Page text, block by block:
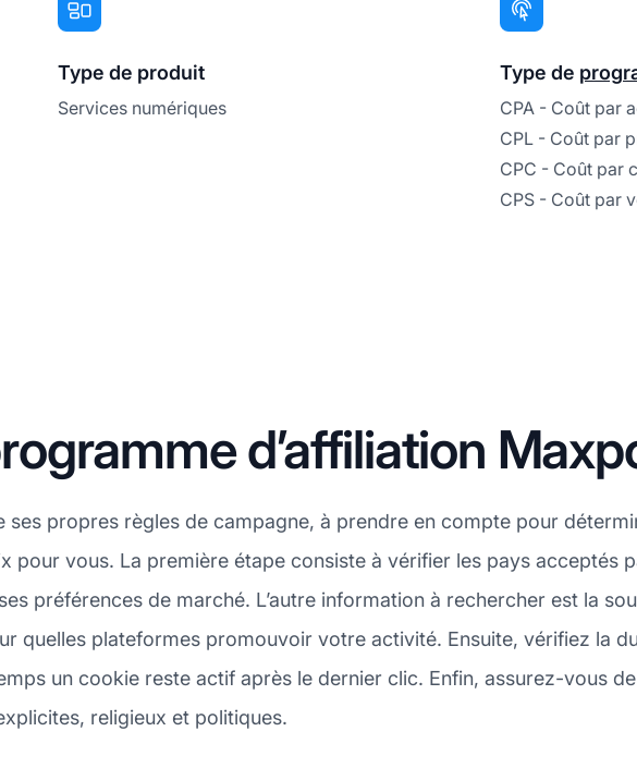
Type de produit
Services numériques
Type de
CPA - Coût par
CPL - Coût par
CPC - Coût par
CPS - Coût par
d’affiliation
ses propres règles de campagne, à prendre en compte pour
pour vous. La première étape consiste à vérifier les pays acceptés
préférences de marché. L’autre information à rechercher est la
quelles plateformes promouvoir votre activité. Ensuite, vérifiez la
un cookie reste actif après le dernier clic. Enfin, assurez-vous
religieux et politiques.